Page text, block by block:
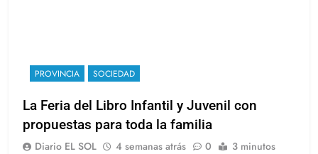
PROVINCIA SOCIEDAD
La Feria del Libro Infantil y Juvenil con
propuestas para toda la familia
Diario EL SOL 4 semanas atrás 0 3 minutos